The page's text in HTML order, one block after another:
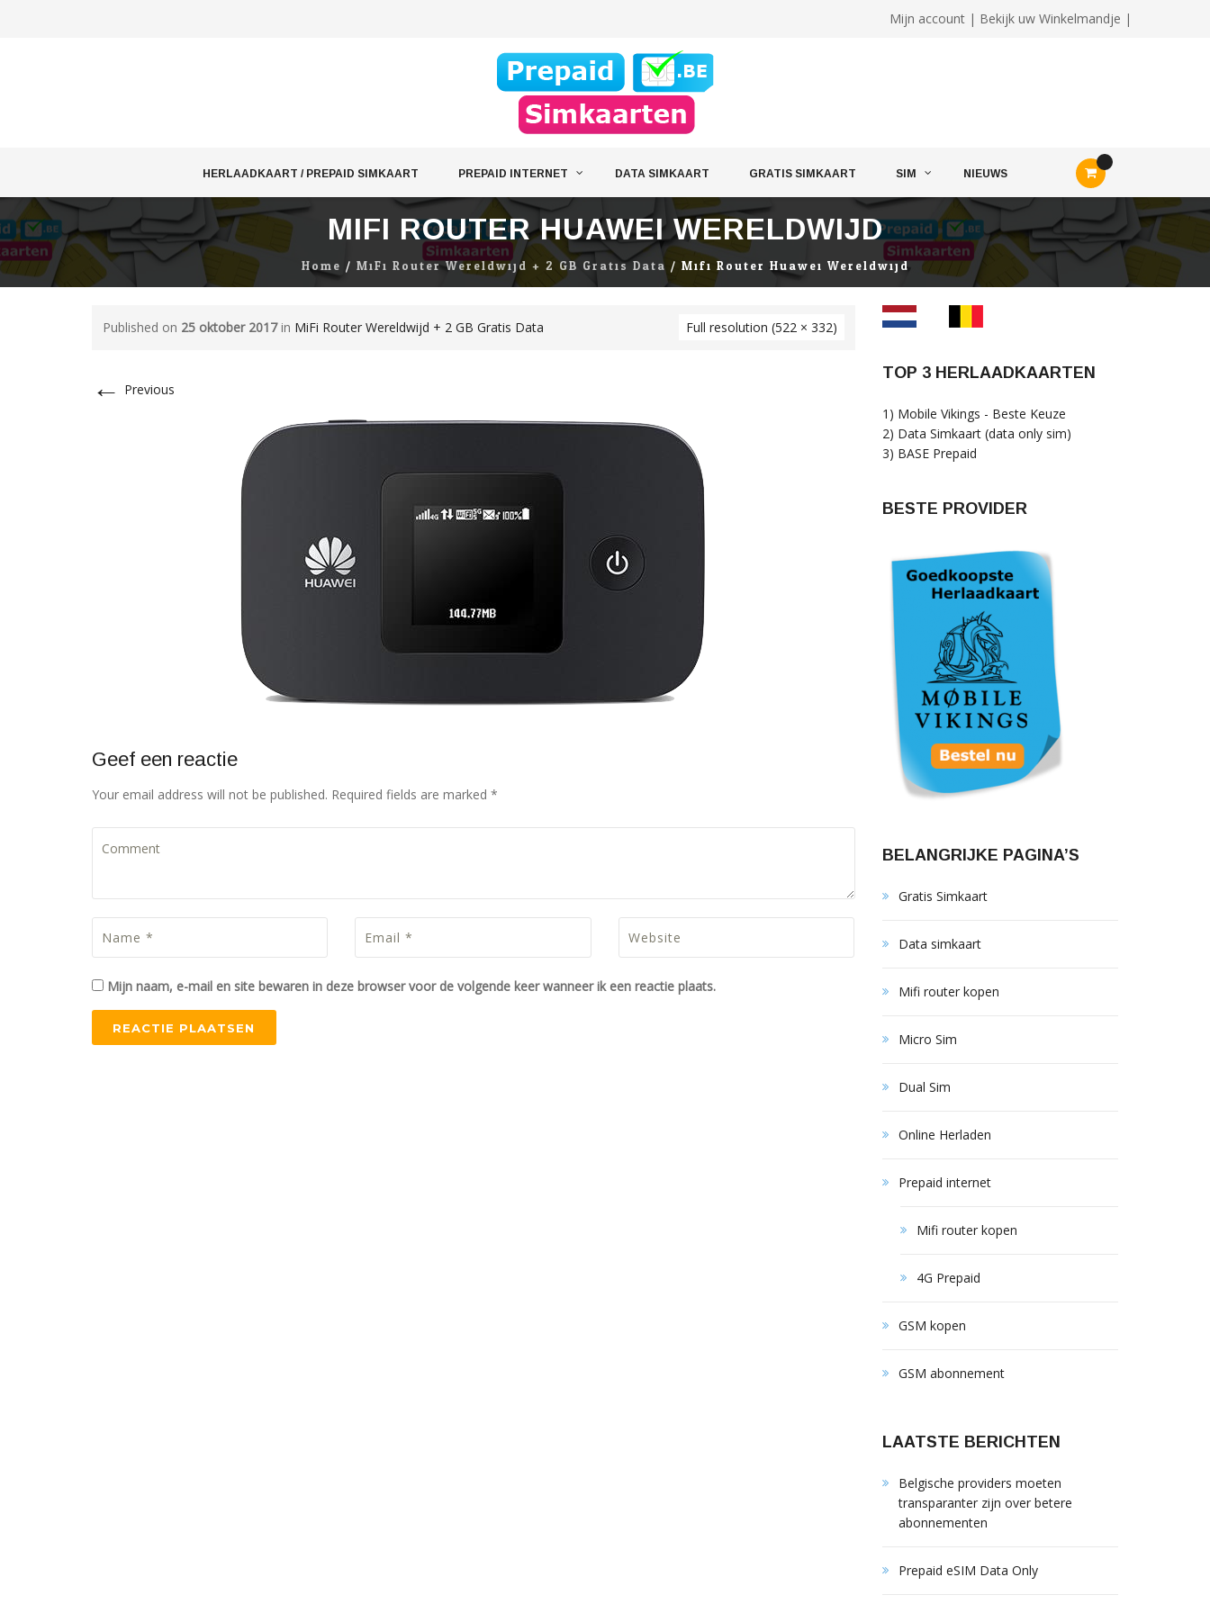
Mijn account | Bekijk uw Winkelmandje |
content
HERLAADKAART / PREPAID SIMKAART PREPAID INTERNET DATA SIMKAART GRATIS SIMKAART SIM NIEUWS
MIFI ROUTER HUAWEI WERELDWIJD
Home / MiFi Router Wereldwijd + 2 GB Gratis Data/ Mifi Router Huawei Wereldwijd
Published on 25 oktober 2017in MiFi Router Wereldwijd + 2 GB Gratis Data Full resolution (522 × 332)
← Previous
Geef een reactie
Your email address will not be published. Required fields are marked *
Mijn naam, e-mail en site bewaren in deze browser voor de volgende keer wanneer ik een reactie plaats.
TOP 3 HERLAADKAARTEN
1) Mobile Vikings - Beste Keuze
2) Data Simkaart (data only sim)
3) BASE Prepaid
BESTE PROVIDER
BELANGRIJKE PAGINA’S
Gratis Simkaart
Data simkaart
Mifi router kopen
Micro Sim
Dual Sim
Online Herladen
Prepaid internet
Mifi router kopen
4G Prepaid
GSM kopen
GSM abonnement
LAATSTE BERICHTEN
Belgische providers moeten
transparanter zijn over betere
abonnementen
Prepaid eSIM Data Only